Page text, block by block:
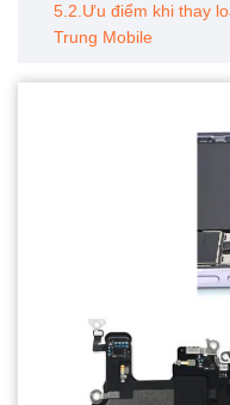
5.2.Ưu điểm khi thay
Trung Mobile